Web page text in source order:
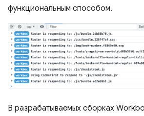
функциональным способом.
В разрабатываемых сборках